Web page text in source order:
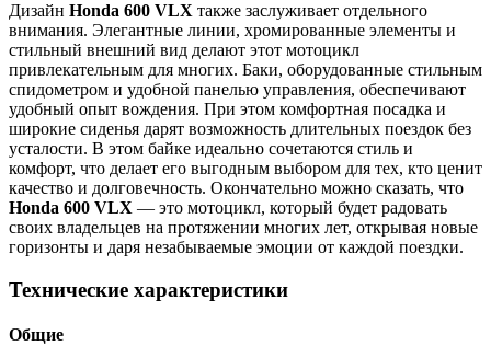
Дизайн Honda 600 VLX также заслуживает отдельного
внимания. Элегантные линии, хромированные элементы и
стильный внешний вид делают этот мотоцикл
привлекательным для многих. Баки, оборудованные стильным
спидометром и удобной панелью управления, обеспечивают
удобный опыт вождения. При этом комфортная посадка и
широкие сиденья дарят возможность длительных поездок без
усталости. В этом байке идеально сочетаются стиль и
комфорт, что делает его выгодным выбором для тех, кто ценит
качество и долговечность. Окончательно можно сказать, что
Honda 600 VLX — это мотоцикл, который будет радовать
своих владельцев на протяжении многих лет, открывая новые
горизонты и даря незабываемые эмоции от каждой поездки.
Технические характеристики
Общие